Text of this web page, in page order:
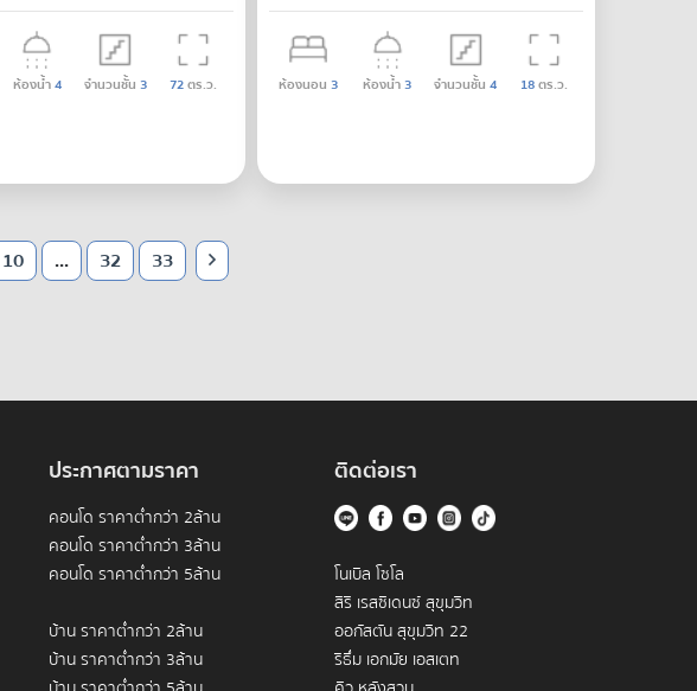
ห้องน้ำ4 จำนวนชั้น 3 72ตร.ว. ห้องนอน 3 ห้องน้ำ3 จำนวนชั้น 4 18ตร.ว.
10 ... 32 33
ประกาศตามราคา
คอนโด ราคาต่ำกว่า 2ล้าน
คอนโด ราคาต่ำกว่า 3ล้าน
คอนโด ราคาต่ำกว่า 5ล้าน
บ้าน ราคาต่ำกว่า 2ล้าน
บ้าน ราคาต่ำกว่า 3ล้าน
ติดต่อเรา
โนเบิล โซโล
สิริ เรสซิเดนซ์ สุขุมวิท
ออกัสตัน สุขุมวิท 22
ริธึ่ม เอกมัย เอสเตท